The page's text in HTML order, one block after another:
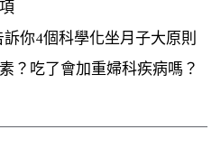
你4個科學化坐月子大原則
？吃了會加重婦科疾病嗎？